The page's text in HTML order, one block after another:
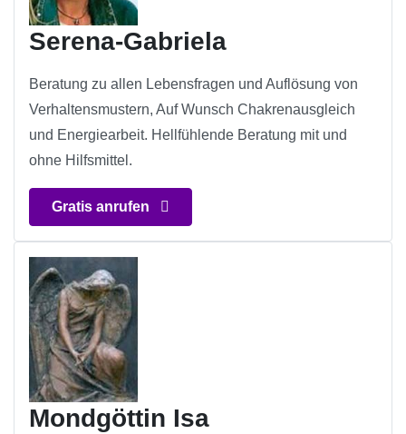
Serena-Gabriela
Beratung zu allen Lebensfragen und Auflösung von
Verhaltensmustern, Auf Wunsch Chakrenausgleich
und Energiearbeit. Hellfühlende Beratung mit und
ohne Hilfsmittel.
Gratis anrufen
Mondgöttin Isa